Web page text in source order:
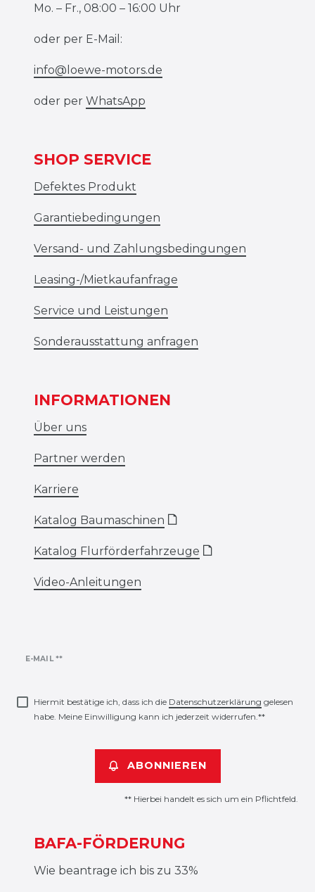
Mo. – Fr., 08:00 – 16:00 Uhr
oder per E-Mail:
info@loewe-motors.de
oder per WhatsApp
SHOP SERVICE
Defektes Produkt
Garantiebedingungen
Versand- und Zahlungsbedingungen
Leasing-/Mietkaufanfrage
Service und Leistungen
Sonderausstattung anfragen
INFORMATIONEN
Über uns
Partner werden
Karriere
Katalog Baumaschinen 🗋
Katalog Flurförderfahrzeuge 🗋
Video-Anleitungen
E-MAIL **
Newsletter
Hiermit bestätige ich, dass ich die Daten­schutz­erklärung gelesen
habe. Meine Einwilligung kann ich jederzeit widerrufen.**
ABONNIEREN
** Hierbei handelt es sich um ein Pflichtfeld.
BAFA-FÖRDERUNG
Wie beantrage ich bis zu 33%